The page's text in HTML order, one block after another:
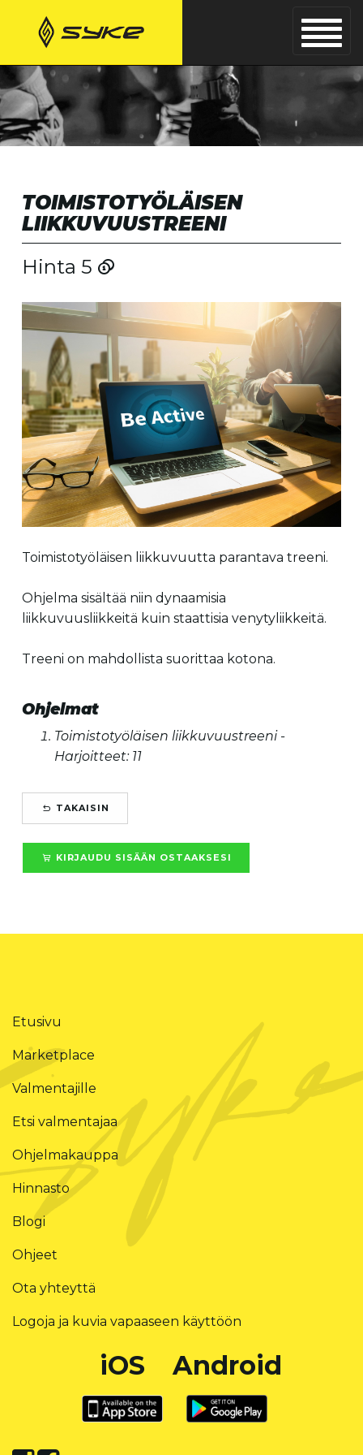
TOIMISTOTYÖLÄISEN
LIIKKUVUUSTREENI
Hinta 5
Toimistotyöläisen liikkuvuutta parantava treeni.
Ohjelma sisältää niin dynaamisia
liikkuvuusliikkeitä kuin staattisia venytyliikkeitä.
Treeni on mahdollista suorittaa kotona.
Ohjelmat
Toimistotyöläisen liikkuvuustreeni -
Harjoitteet: 11
TAKAISIN
KIRJAUDU SISÄÄN OSTAAKSESI
Etusivu
Marketplace
Valmentajille
Etsi valmentajaa
Ohjelmakauppa
Hinnasto
Blogi
Ohjeet
Ota yhteyttä
Logoja ja kuvia vapaaseen käyttöön
iOS Android